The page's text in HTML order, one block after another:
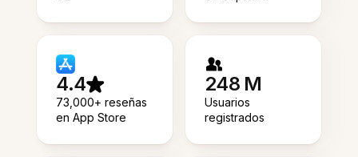
4.4
73,000+ reseñas
en App Store
248 M
Usuarios
registrados